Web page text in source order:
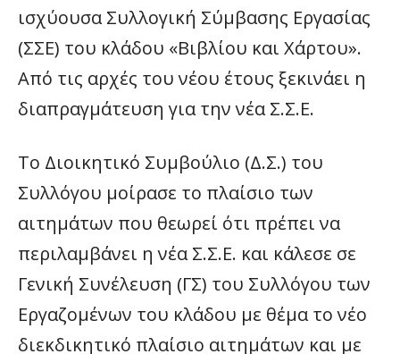
ισχύουσα Συλλογική Σύμβασης Εργασίας
(ΣΣΕ) του κλάδου «Βιβλίου και Χάρτου».
Από τις αρχές του νέου έτους ξεκινάει η
διαπραγμάτευση για την νέα Σ.Σ.Ε.
Το Διοικητικό Συμβούλιο (Δ.Σ.) του
Συλλόγου μοίρασε το πλαίσιο των
αιτημάτων που θεωρεί ότι πρέπει να
περιλαμβάνει η νέα Σ.Σ.Ε. και κάλεσε σε
Γενική Συνέλευση (ΓΣ) του Συλλόγου των
Εργαζομένων του κλάδου με θέμα το νέο
διεκδικητικό πλαίσιο αιτημάτων και με